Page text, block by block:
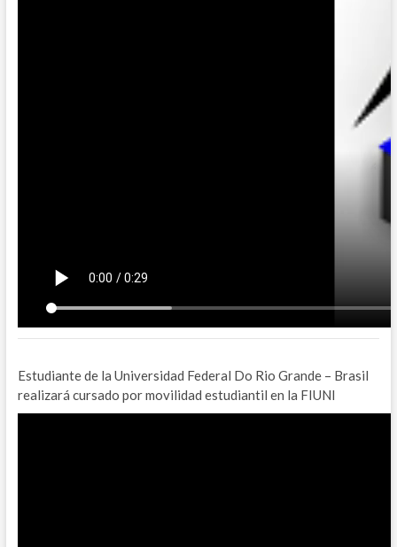
Estudiante de la Universidad Federal Do Rio Grande – Brasil
realizará cursado por movilidad estudiantil en la FIUNI